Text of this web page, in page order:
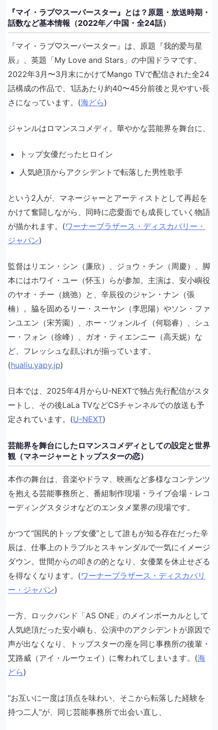
『マイ・ラブ♡スーパースター』とは？原題・放送時期・
話数など基本情報（2022年／中国・全24話）
『マイ・ラブ♡スーパースター』は、原題『我的爱与星
辰』、英題「My Love and Stars」の中国ドラマです。
2022年3月〜3月末にかけてMango TVで配信された全24
話構成の作品で、1話あたり約40〜45分前後と見やすい長
さになっています。(海どら)
ジャンルはロマンスコメディ。華やかな芸能界を舞台に、
トップ女優だったヒロイン
人気絶頂からアクシデントで転落した男性歌手
という2人が、マネージャーとアーティストとして再起を
かけて奮闘しながら、同時に恋愛面でも成長していく物語
が描かれます。(ワーナーブラザース・ディスカバリー・
ジャパン)
監督はリエン・シン（廉欣）、ジョウ・チン（周慶）、脚
本にはホワイ・ユー（怀玉）らが参加。主演は、安小嶼役
のヤオ・チー（姚弛）と、辛辰役のジャン・ナン（張
楠）。脇を固めるリー・スーヤン（李思陽）やソン・ファ
ンユエン（宋芳園）、ホー・ツォンルイ（何聪睿）、シュ
ー・フォン（徐峰）、ガオ・ティエンニー（高天妮）な
ど、フレッシュな顔ぶれが揃っています。
(hualiu.yapy.jp)
日本では、2025年4月からU-NEXTで独占先行配信がスタ
ートし、その後LaLa TVなどCSチャンネルでの放送も予
定されています。(U-NEXT)
芸能界を舞台にしたロマンスコメディとしての設定と世界
観（マネージャーとトップスターの恋）
本作の舞台は、音楽やドラマ、映画など多様なコンテンツ
を抱える芸能事務所と、番組制作現場・ライブ会場・レコ
ーディングスタジオなどのエンタメ業界の現場です。
かつて“国民的トップ女優”として誰もが知る存在だった辛
辰は、仕事上のトラブルとスキャンダルで一気にイメージ
ダウン。世間からの叩きの的となり、女優業を休止せざる
を得なくなります。(ワーナーブラザース・ディスカバリ
ー・ジャパン)
一方、ロックバンド「AS ONE」のメインボーカルとして
人気絶頂だった安小嶼も、公演中のアクシデントが原因で
声が出なくなり、トップスターの座を同じ事務所の後輩・
艾路威（アイ・ルーウェイ）に奪われてしまいます。(海
どら)
“お互いに一度は頂点を味わい、そこから転落した経験を
持つ二人”が、同じ芸能事務所で出会い直し、